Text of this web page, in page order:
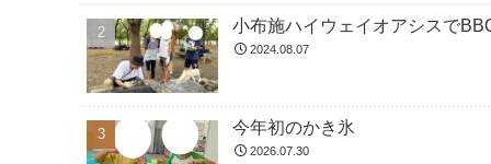
小布施ハイウェイオアシスで
2024.08.07
今年初のかき氷
2026.07.30